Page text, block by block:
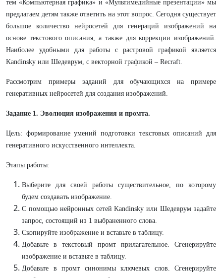
тем «Компьютерная графика» и «Мультимедийные презентации» мы
предлагаем детям также ответить на этот вопрос. Сегодня существует
большое количество нейросетей для генераций изображений на
основе текстового описания, а также для коррекции изображений.
Наиболее удобными для работы с растровой графикой является
Kandinsky или Шедеврум, с векторной графикой – Recraft.
Рассмотрим примеры заданий для обучающихся на примере
генеративных нейросетей для создания изображений.
Задание 1. Эволюция изображения и промта.
Цель: формирование умений подготовки текстовых описаний для
генеративного искусственного интеллекта.
Этапы работы:
Выберите для своей работы существительное, по которому
будем создавать изображение.
С помощью нейронных сетей Kandinsky или Шедеврум задайте
запрос, состоящий из 1 выбраненного слова.
Скопируйте изображение и вставьте в таблицу.
Добавьте в текстовый промт прилагательное. Сгенерируйте
изображение и вставьте в таблицу.
Добавьте в промт синонимы ключевых слов. Сгенерируйте